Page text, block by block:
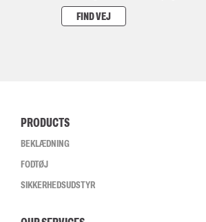
FIND VEJ
PRODUCTS
BEKLÆDNING
FODTØJ
SIKKERHEDSUDSTYR